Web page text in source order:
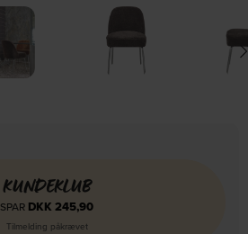
KUNDEKLUB
SPAR DKK 245,90
Tilmelding påkrævet